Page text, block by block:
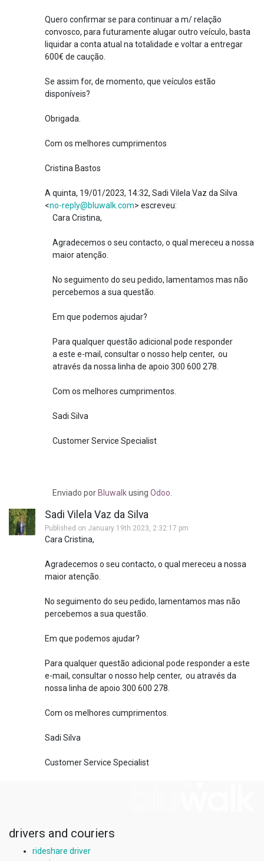
Quero confirmar se para continuar a m/ relação
convosco, para futuramente alugar outro veículo, basta
liquidar a conta atual na totalidade e voltar a entregar
600€ de caução.
Se assim for, de momento, que veículos estão
disponíveis?
Obrigada.
Com os melhores cumprimentos
Cristina Bastos
A quinta, 19/01/2023, 14:32, Sadi Vilela Vaz da Silva
<no-reply@bluwalk.com> escreveu:
Cara Cristina,
Agradecemos o seu contacto, o qual mereceu a nossa
maior atenção.
No seguimento do seu pedido, lamentamos mas não
percebemos a sua questão.
Em que podemos ajudar?
Para qualquer questão adicional pode responder
a este e-mail, consultar o nosso help center, ou
através da nossa linha de apoio 300 600 278.
Com os melhores cumprimentos.
Sadi Silva
Customer Service Specialist
Enviadopor Bluwalk usingOdoo
Sadi Vilela Vaz da Silva
Published on January 19th 2023, 2:32:17 pm
Cara Cristina,
Agradecemos o seu contacto, o qual mereceu a nossa
maior atenção.
No seguimento do seu pedido, lamentamos mas não
percebemos a sua questão.
Em que podemos ajudar?
Para qualquer questão adicional pode responder a este
e-mail, consultar o nosso help center, ou através da
nossa linha de apoio 300 600 278.
Com os melhores cumprimentos.
Sadi Silva
Customer Service Specialist
drivers and couriers
rideshare driver